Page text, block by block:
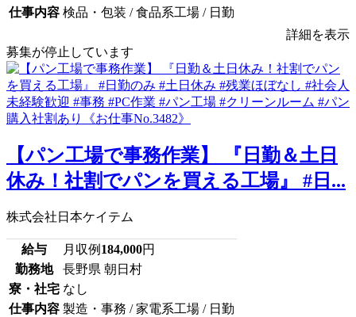
仕事内容 検品・包装 / 食品系工場 / 日勤
詳細を表示
募集が停止しています
【パン工場で事務作業】 『日勤＆土日
休み！社割でパンを買える工場』 #日...
株式会社日本ケイテム
給与 月収例 184,000円
勤務地
長野県 朝日村
寮・社宅 なし
仕事内容 製造・事務 / 家電系工場 / 日勤